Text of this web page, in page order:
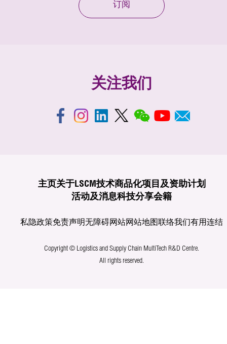
订阅
关注我们
主页关于LSCM技术商品化项目及资助计划
活动及消息科技分享会籍
私隐政策免责声明无障碍网站网站地图联络我们有用连结
Copyright © Logistics and Supply Chain MultiTech R&D Centre.
All rights reserved.